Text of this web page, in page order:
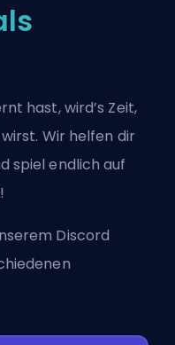
hast, wird’s Zeit,
Wir helfen dir
spiel endlich auf
Discord